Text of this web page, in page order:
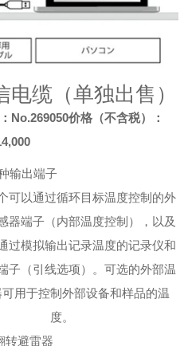
缆（单独出售）
No.269050价格（不含税）：
输出端子
可以通过循环目标温度控制的外
器端子（内部温度控制），以及
过模拟输出记录温度的记录仪和
子（引线选项）。 可选的外部温
可用于控制外部设备和样品的温
度。
转避雷器